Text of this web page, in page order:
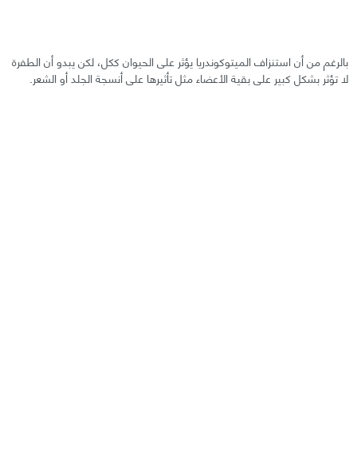
بالرغم من أن استنزاف الميتوكوندريا يؤثر على الحيوان ككل، لكن يبدو أن الطفرة
لا تؤثر بشكل كبير على بقية الأعضاء مثل تأثيرها على أنسجة الجلد أو الشعر.